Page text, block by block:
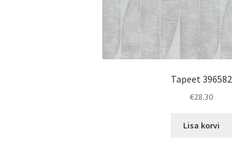
Tapeet 396582
€28.30
Lisa korvi